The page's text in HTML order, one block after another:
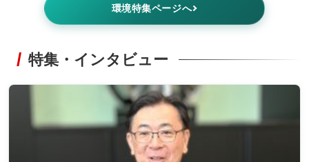
環境特集ページへ
特集・インタビュー